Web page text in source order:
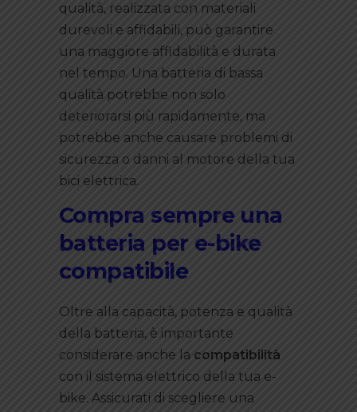
qualità, realizzata con materiali
durevoli e affidabili, può garantire
una maggiore affidabilità e durata
nel tempo. Una batteria di bassa
qualità potrebbe non solo
deteriorarsi più rapidamente, ma
potrebbe anche causare problemi di
sicurezza o danni al motore della tua
bici elettrica.
Compra sempre una
batteria per e-bike
compatibile
Oltre alla capacità, potenza e qualità
della batteria, è importante
considerare anche la compatibilità
con il sistema elettrico della tua e-
bike. Assicurati di scegliere una